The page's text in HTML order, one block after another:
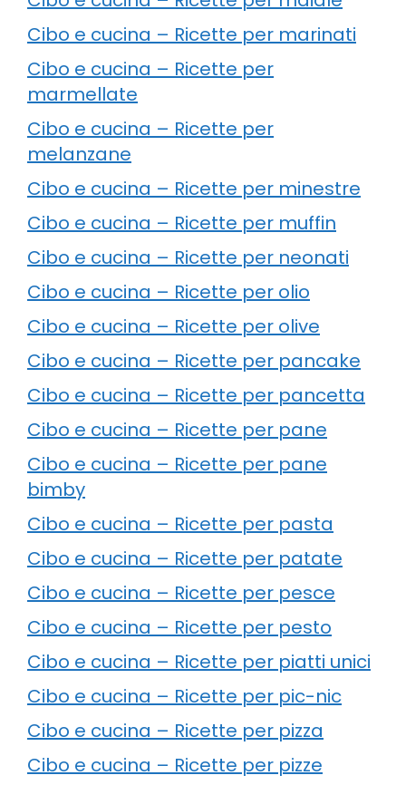
Cibo e cucina – Ricette per marinati
Cibo e cucina – Ricette per
marmellate
Cibo e cucina – Ricette per
melanzane
Cibo e cucina – Ricette per minestre
Cibo e cucina – Ricette per muffin
Cibo e cucina – Ricette per neonati
Cibo e cucina – Ricette per olio
Cibo e cucina – Ricette per olive
Cibo e cucina – Ricette per pancake
Cibo e cucina – Ricette per pancetta
Cibo e cucina – Ricette per pane
Cibo e cucina – Ricette per pane
bimby
Cibo e cucina – Ricette per pasta
Cibo e cucina – Ricette per patate
Cibo e cucina – Ricette per pesce
Cibo e cucina – Ricette per pesto
Cibo e cucina – Ricette per piatti unici
Cibo e cucina – Ricette per pic-nic
Cibo e cucina – Ricette per pizza
Cibo e cucina – Ricette per pizze